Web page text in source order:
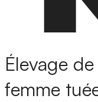
Élevage
femme